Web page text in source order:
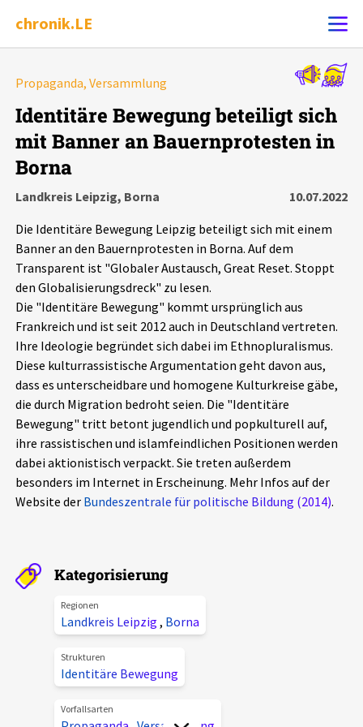
chronik.LE
Ereignis melden
Chronik
Dossiers
Schlaglichter
Phänomene
Aktuelles
Alle Beiträge
Veranstaltungen
Pressemitteilungen
Über uns
Projektbeschreibung
Kontakt
Spenden
chronik.LE in der Presse
Propaganda, Versammlung
Identitäre Bewegung beteiligt sich
mit Banner an Bauernprotesten in
Borna
Landkreis Leipzig, Borna
10.07.2022
Die Identitäre Bewegung Leipzig beteiligt sich mit einem
Banner an den Bauernprotesten in Borna. Auf dem
Transparent ist "Globaler Austausch, Great Reset. Stoppt
den Globalisierungsdreck" zu lesen.
Die "Identitäre Bewegung" kommt ursprünglich aus
Frankreich und ist seit 2012 auch in Deutschland vertreten.
Ihre Ideologie begründet sich dabei im Ethnopluralismus.
Diese kulturrassistische Argumentation geht davon aus,
dass es unterscheidbare und homogene Kulturkreise gäbe,
die durch Migration bedroht seien. Die "Identitäre
Bewegung" tritt betont jugendlich und popkulturell auf,
ihre rassistischen und islamfeindlichen Positionen werden
dabei aktionistisch verpackt. Sie treten außerdem
besonders im Internet in Erscheinung. Mehr Infos auf der
Website der Bundeszentrale für politische Bildung (2014).
Kategorisierung
Regionen
Landkreis Leipzig , Borna
Strukturen
Identitäre Bewegung
Vorfallsarten
Alle Ereignisse
7502 Ereignisse
Ereignisse Statistik
Filter Erklärungen